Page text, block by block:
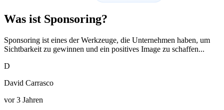
Was ist Sponsoring?
Sponsoring ist eines der Werkzeuge, die Unternehmen haben, um
Sichtbarkeit zu gewinnen und ein positives Image zu schaffen...
D
David Carrasco
vor 3 Jahren